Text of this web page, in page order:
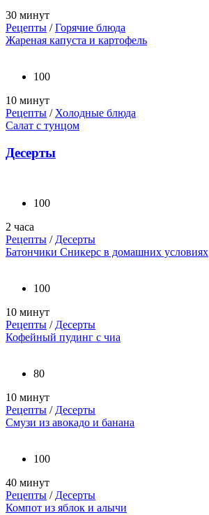
30 минут
Рецепты /Горячие блюда
Жареная капуста и картофель
100
10 минут
Рецепты / Холодные блюда
Салат с тунцом
Десерты
100
2 часа
Рецепты / Десерты
Батончики Сникерс в домашних условиях
100
10 минут
Рецепты / Десерты
Кофейный пудинг с чиа
80
10 минут
Рецепты / Десерты
Смузи из авокадо и банана
100
40 минут
Рецепты / Десерты
Компот из яблок и алычи